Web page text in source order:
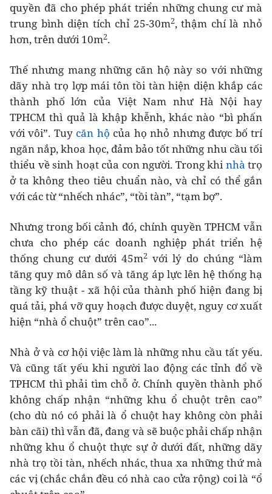
quyền đã cho phép phát triển những chung cư mà
trung bình diện tích chỉ 25-30m2, thậm chí là nhỏ
hơn, trên dưới 10m2.
Thế nhưng mang những căn hộ này so với những
dãy nhà trọ lợp mái tôn tồi tàn hiện diện khắp các
thành phố lớn của Việt Nam như Hà Nội hay
TPHCM thì quả là khập khễnh, khác nào “bì phấn
với vôi”. Tuy căn hộ của họ nhỏ nhưng được bố trí
ngăn nắp, khoa học, đảm bảo tốt những nhu cầu tối
thiểu về sinh hoạt của con người. Trong khinhà trọ
ở ta không theo tiêu chuẩn nào, và chỉ có thể gắn
với các từ “nhếch nhác”, “tồi tàn”, “tạm bợ”.
Nhưng trong bối cảnh đó, chính quyền TPHCM vẫn
chưa cho phép các doanh nghiệp phát triển hệ
thống chung cư dưới 45m2 với lý do chúng “làm
tăng quy mô dân số và tăng áp lực lên hệ thống hạ
tầng kỹ thuật - xã hội của thành phố hiện đang bị
quá tải, phá vỡ quy hoạch được duyệt, nguy cơ xuất
hiện “nhà ổ chuột” trên cao”...
Nhà ở và cơ hội việc làm là những nhu cầu tất yếu.
Và cũng tất yếu khi người lao động các tỉnh đổ về
TPHCM thì phải tìm chỗ ở. Chính quyền thành phố
không chấp nhận “những khu ổ chuột trên cao”
(cho dù nó có phải là ổ chuột hay không còn phải
bàn cãi) thì vẫn đã, đang và sẽ buộc phải chấp nhận
những khu ổ chuột thực sự ở dưới đất, những dãy
nhà trọ tồi tàn, nhếch nhác, thua xa những thứ mà
các vị (chắc chắn đều có nhà cao cửa rộng) coi là “ổ